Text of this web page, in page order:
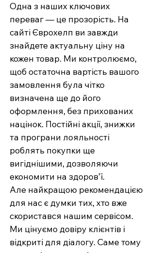
Одна з наших ключових
переваг — це прозорість. На
сайті Єврохелп ви завжди
знайдете актуальну ціну на
кожен товар. Ми контролюємо,
щоб остаточна вартість вашого
замовлення була чітко
визначена ще до його
оформлення, без прихованих
націнок. Постійні акції, знижки
та програни лояльності
роблять покупки ще
вигіднішими, дозволяючи
економити на здоров’ї.
Але найкращою рекомендацією
для нас є думки тих, хто вже
скористався нашим сервісом.
Ми цінуємо довіру клієнтів і
відкриті для діалогу. Саме тому